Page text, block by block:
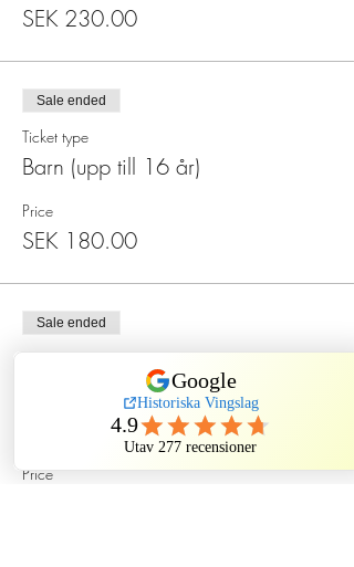
SEK 230.00
Sale ended
Ticket type
Barn (upp till 16 år)
Price
SEK 180.00
Sale ended
Ticket type
Spökmiddag på Sten Sture
Price